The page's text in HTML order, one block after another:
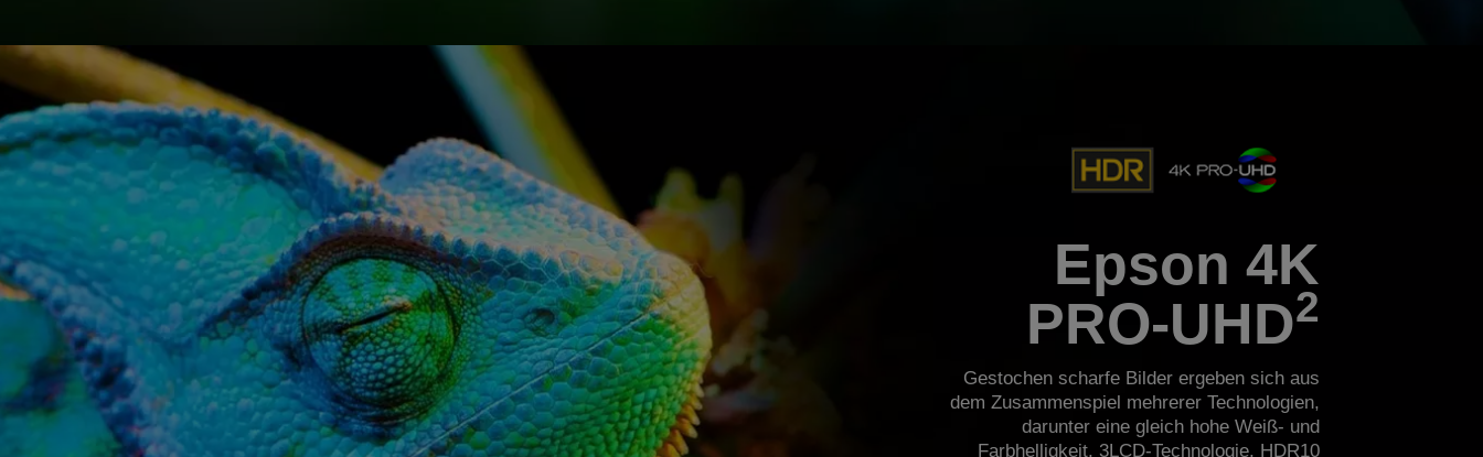
Epson 4K
PRO-UHD2
Gestochen scharfe Bilder ergeben sich aus
dem Zusammenspiel mehrerer Technologien,
darunter eine gleich hohe Weiß- und
Farbhelligkeit, 3LCD-Technologie, HDR10